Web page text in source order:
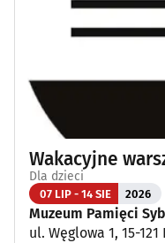
Wakacyjne
Dla dzieci
07 LIP - 14 SIE 2026
Muzeum Pamięci
ul. Węglowa 1, 15-121